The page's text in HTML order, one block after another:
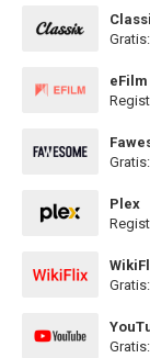
Gratis:
eFilm
Gratis:
Plex
Gratis:
Gratis: